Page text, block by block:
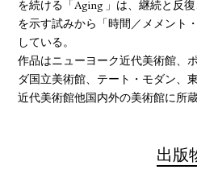
を続ける「Aging 」は、継続と反
を示す試みから「時間／メメント
している。
作品はニューヨーク近代美術館、
ダ国立美術館、テート・モダン、
近代美術館他国内外の美術館に所
出版